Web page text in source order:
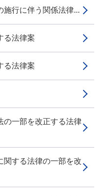
施行に伴う関係法律...
る法律案
る法律案
の一部を改正する法律
関する法律の一部を改